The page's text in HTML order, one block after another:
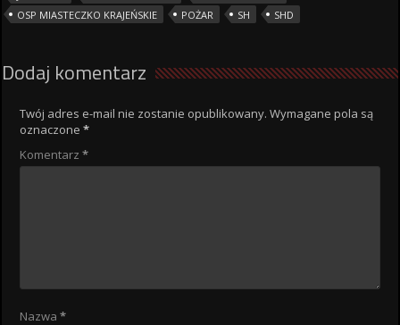
OSP MIASTECZKO KRAJEŃSKIE
POŻAR SH SHD
Dodaj komentarz
Twój adres e-mail nie zostanie opublikowany. Wymagane pola są
oznaczone*
Komentarz*
Nazwa*